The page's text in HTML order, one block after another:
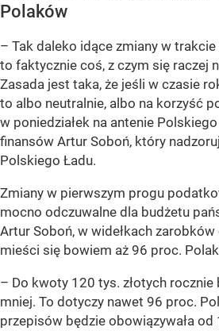
Polaków
– Tak daleko idące zmiany w
to faktycznie coś, z czym się raczej
Zasada jest taka, że jeśli w czasie
to albo neutralnie, albo na korzyść
w poniedziałek na antenie
finansów Artur Soboń, który
Polskiego Ładu.
Zmiany w pierwszym progu
mocno odczuwalne dla budżetu
Artur Soboń, w widełkach
mieści się bowiem aż 96 proc.
– Do kwoty 120 tys. złotych rocznie
mniej. To dotyczy nawet 96 proc.
przepisów będzie obowiązywała od